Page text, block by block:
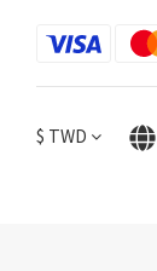
$ TWD